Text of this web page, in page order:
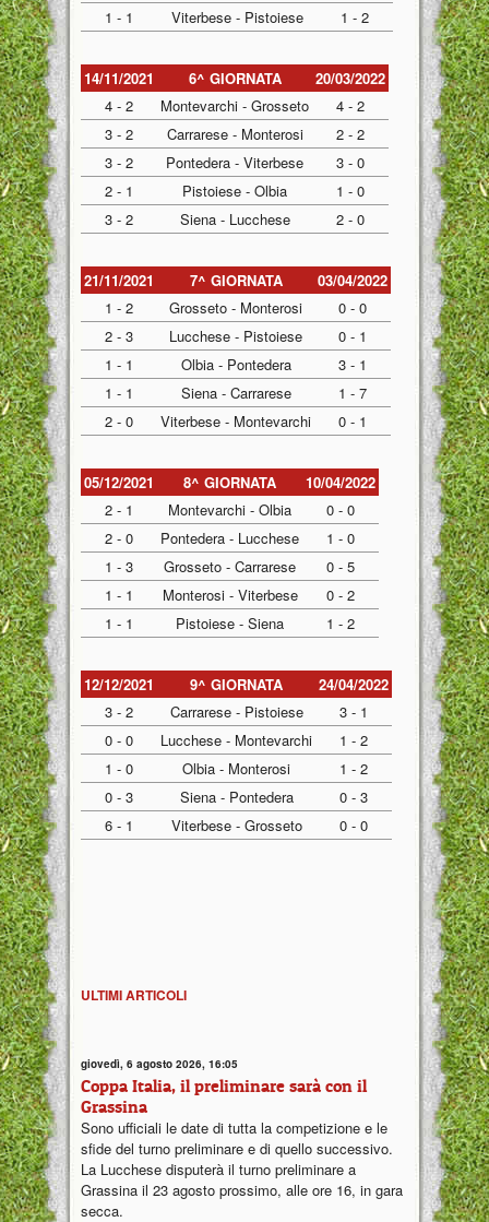
1 - 1
Viterbese - Pistoiese 1 - 2
14/11/2021 6^ GIORNATA
20/03/2022
4 - 2
Montevarchi - Grosseto
4 - 2
3 - 2
Carrarese - Monterosi
2 - 2
3 - 2
Pontedera - Viterbese
3 - 0
2 - 1
Pistoiese - Olbia
1 - 0
3 - 2
Siena - Lucchese 2 - 0
21/11/2021 7^ GIORNATA
03/04/2022
1 - 2
Grosseto - Monterosi
0 - 0
2 - 3
Lucchese - Pistoiese
0 - 1
1 - 1
Olbia - Pontedera
3 - 1
1 - 1
Siena - Carrarese
1 - 7
2 - 0
Viterbese - Montevarchi 0 - 1
05/12/2021 8^ GIORNATA
10/04/2022
2 - 1
Montevarchi - Olbia
0 - 0
2 - 0
Pontedera - Lucchese
1 - 0
1 - 3
Grosseto - Carrarese
0 - 5
1 - 1
Monterosi - Viterbese
0 - 2
1 - 1
Pistoiese - Siena 1 - 2
12/12/2021 9^ GIORNATA
24/04/2022
3 - 2
Carrarese - Pistoiese
3 - 1
0 - 0
Lucchese - Montevarchi
1 - 2
1 - 0
Olbia - Monterosi
1 - 2
0 - 3
Siena - Pontedera
0 - 3
6 - 1
Viterbese - Grosseto 0 - 0
ULTIMI ARTICOLI
giovedì, 6 agosto 2026, 16:05
Coppa Italia, il preliminare sarà con il
Grassina
Sono ufficiali le date di tutta la competizione e le
sfide del turno preliminare e di quello successivo.
La Lucchese disputerà il turno preliminare a
Grassina il 23 agosto prossimo, alle ore 16, in gara
secca.